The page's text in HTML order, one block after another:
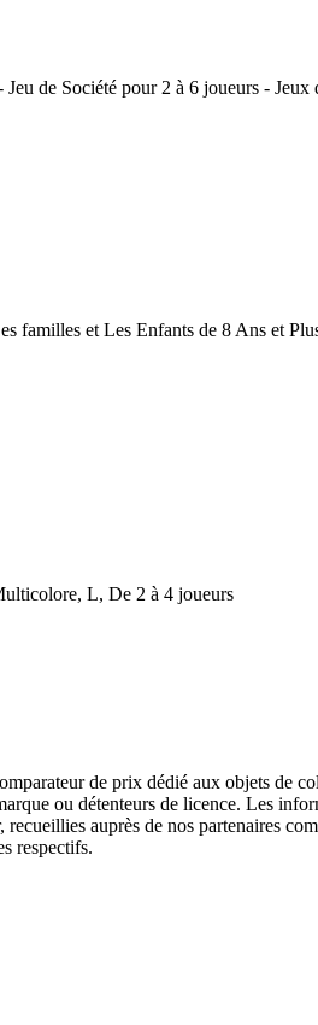
de Société pour 2 à 6 joueurs - Jeux
et Les Enfants de 8 Ans et
L, De 2 à 4 joueurs
de prix dédié aux objets de
ou détenteurs de licence. Les
auprès de nos partenaires
respectifs.